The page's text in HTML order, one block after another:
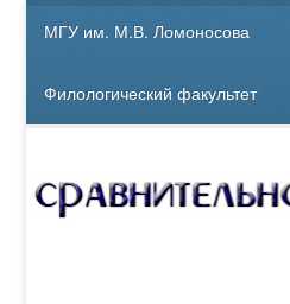
МГУ им. М.В. Ломоносова
Филологический факультет